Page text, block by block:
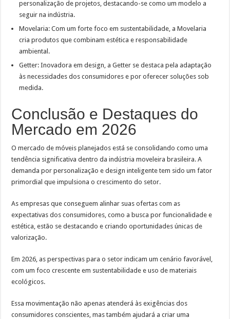
personalização de projetos, destacando-se como um modelo a
seguir na indústria.
Movelaria: Com um forte foco em sustentabilidade, a Movelaria
cria produtos que combinam estética e responsabilidade
ambiental.
Getter: Inovadora em design, a Getter se destaca pela adaptação
às necessidades dos consumidores e por oferecer soluções sob
medida.
Conclusão e Destaques do
Mercado em 2026
O mercado de móveis planejados está se consolidando como uma
tendência significativa dentro da indústria moveleira brasileira. A
demanda por personalização e design inteligente tem sido um fator
primordial que impulsiona o crescimento do setor.
As empresas que conseguem alinhar suas ofertas com as
expectativas dos consumidores, como a busca por funcionalidade e
estética, estão se destacando e criando oportunidades únicas de
valorização.
Em 2026, as perspectivas para o setor indicam um cenário favorável,
com um foco crescente em sustentabilidade e uso de materiais
ecológicos.
Essa movimentação não apenas atenderá às exigências dos
consumidores conscientes, mas também ajudará a criar uma